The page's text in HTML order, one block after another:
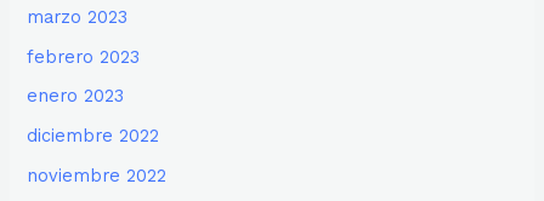
marzo 2023
febrero 2023
enero 2023
diciembre 2022
noviembre 2022